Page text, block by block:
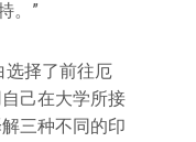
。”
选择了前往厄
己在大学所接
三种不同的印